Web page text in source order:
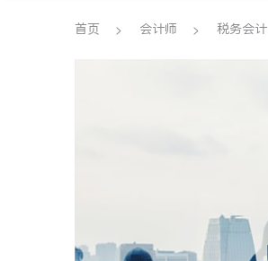
养老 非盈利组织
首页 会计师 税务会计